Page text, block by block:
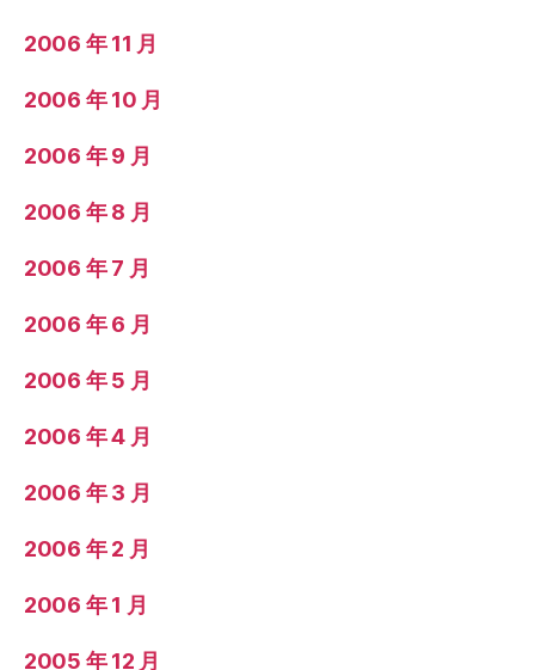
2006 年 11 月
2006 年 10 月
2006 年 9 月
2006 年 8 月
2006 年 7 月
2006 年 6 月
2006 年 5 月
2006 年 4 月
2006 年 3 月
2006 年 2 月
2006 年 1 月
2005 年 12 月